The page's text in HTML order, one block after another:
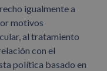
igualmente a
motivos
al tratamiento
con el
política basado en